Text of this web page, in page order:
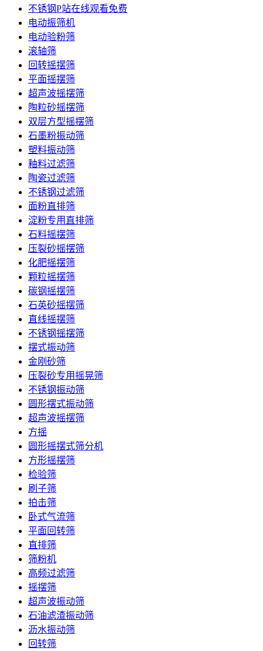
不锈钢P站在线观看免费
电动振筛机
电动验粉筛
滚轴筛
回转摇摆筛
平面摇摆筛
超声波摇摆筛
陶粒砂摇摆筛
双层方型摇摆筛
石墨粉振动筛
塑料振动筛
釉料过滤筛
陶瓷过滤筛
不锈钢过滤筛
面粉直排筛
淀粉专用直排筛
石料摇摆筛
压裂砂摇摆筛
化肥摇摆筛
颗粒摇摆筛
碳钢摇摆筛
石英砂摇摆筛
直线摇摆筛
不锈钢摇摆筛
摆式振动筛
金刚砂筛
压裂砂专用摇晃筛
不锈钢振动筛
圆形摆式振动筛
超声波摇摆筛
方摇
圆形摇摆式筛分机
方形摇摆筛
检验筛
刷子筛
拍击筛
卧式气流筛
平面回转筛
直排筛
筛粉机
高频过滤筛
摇摆筛
超声波振动筛
石油滤渣振动筛
沥水振动筛
回转筛